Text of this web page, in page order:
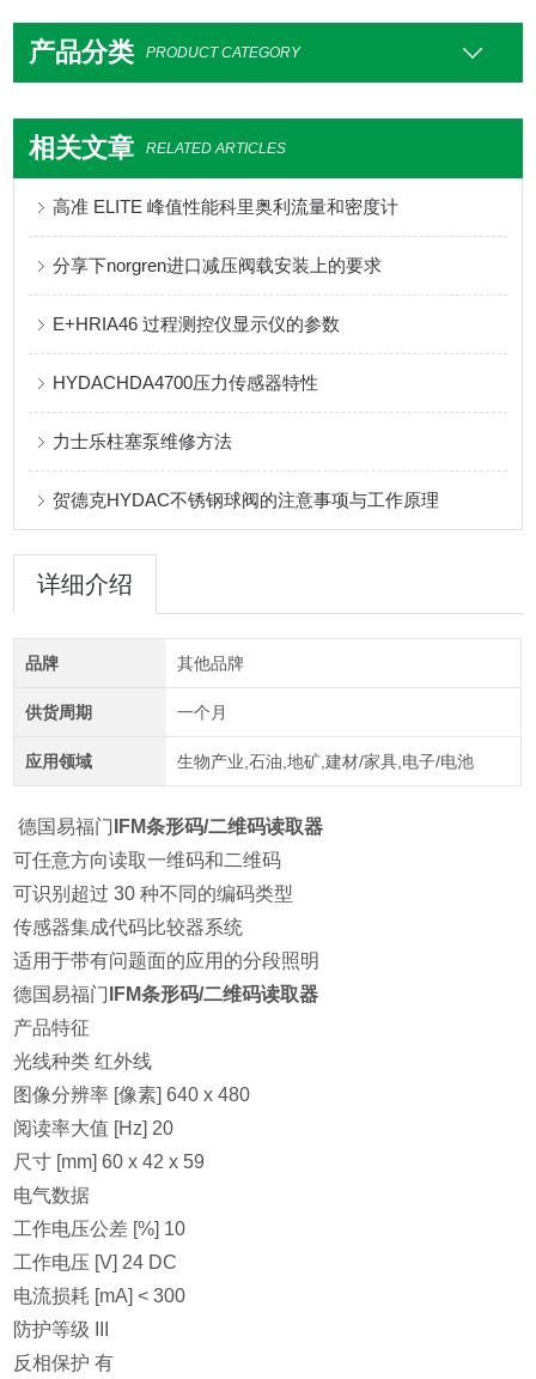
产品分类 PRODUCT CATEGORY
相关文章 RELATED ARTICLES
高准 ELITE 峰值性能科里奥利流量和密度计
分享下norgren进口减压阀载安装上的要求
E+HRIA46 过程测控仪显示仪的参数
HYDACHDA4700压力传感器特性
力士乐柱塞泵维修方法
贺德克HYDAC不锈钢球阀的注意事项与工作原理
详细介绍
品牌 其他品牌
供货周期 一个月
应用领域 生物产业,石油,地矿,建材/家具,电子/电池
德国易福门 IFM条形码/二维码读取器
可任意方向读取一维码和二维码
可识别超过 30 种不同的编码类型
传感器集成代码比较器系统
适用于带有问题面的应用的分段照明
德国易福门 IFM条形码/二维码读取器
产品特征
光线种类 红外线
图像分辨率 [像素] 640 x 480
阅读率大值 [Hz] 20
尺寸 [mm] 60 x 42 x 59
电气数据
工作电压公差 [%] 10
工作电压 [V] 24 DC
电流损耗 [mA] < 300
防护等级 III
反相保护 有